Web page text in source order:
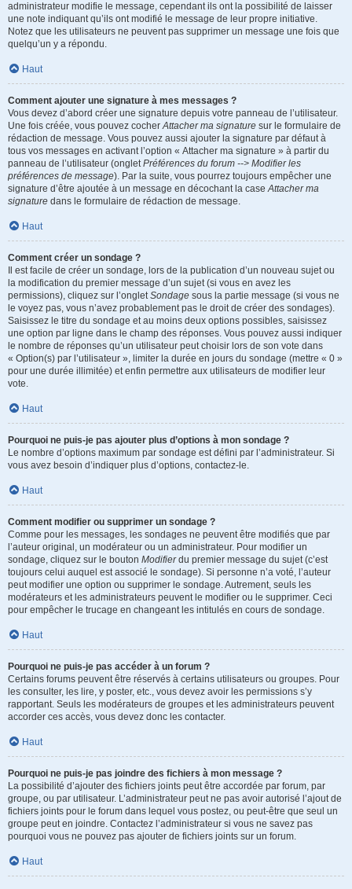
administrateur modifie le message, cependant ils ont la possibilité de laisser
une note indiquant qu’ils ont modifié le message de leur propre initiative.
Notez que les utilisateurs ne peuvent pas supprimer un message une fois que
quelqu’un y a répondu.
Haut
Comment ajouter une signature à mes messages ?
Vous devez d’abord créer une signature depuis votre panneau de l’utilisateur.
Une fois créée, vous pouvez cocherAttacher ma signature sur le formulaire de
rédaction de message. Vous pouvez aussi ajouter la signature par défaut à
tous vos messages en activant l’option « Attacher ma signature » à partir du
panneau de l’utilisateur (ongletPréférences du forum --> Modifier les
préférences de message). Par la suite, vous pourrez toujours empêcher une
signature d’être ajoutée à un message en décochant la caseAttacher ma
signature dans le formulaire de rédaction de message.
Haut
Comment créer un sondage ?
Il est facile de créer un sondage, lors de la publication d’un nouveau sujet ou
la modification du premier message d’un sujet (si vous en avez les
permissions), cliquez sur l’ongletSondage sous la partie message (si vous ne
le voyez pas, vous n’avez probablement pas le droit de créer des sondages).
Saisissez le titre du sondage et au moins deux options possibles, saisissez
une option par ligne dans le champ des réponses. Vous pouvez aussi indiquer
le nombre de réponses qu’un utilisateur peut choisir lors de son vote dans
« Option(s) par l’utilisateur », limiter la durée en jours du sondage (mettre « 0 »
pour une durée illimitée) et enfin permettre aux utilisateurs de modifier leur
vote.
Haut
Pourquoi ne puis-je pas ajouter plus d’options à mon sondage ?
Le nombre d’options maximum par sondage est défini par l’administrateur. Si
vous avez besoin d’indiquer plus d’options, contactez-le.
Haut
Comment modifier ou supprimer un sondage ?
Comme pour les messages, les sondages ne peuvent être modifiés que par
l’auteur original, un modérateur ou un administrateur. Pour modifier un
sondage, cliquez sur le bouton Modifierdu premier message du sujet (c’est
toujours celui auquel est associé le sondage). Si personne n’a voté, l’auteur
peut modifier une option ou supprimer le sondage. Autrement, seuls les
modérateurs et les administrateurs peuvent le modifier ou le supprimer. Ceci
pour empêcher le trucage en changeant les intitulés en cours de sondage.
Haut
Pourquoi ne puis-je pas accéder à un forum ?
Certains forums peuvent être réservés à certains utilisateurs ou groupes. Pour
les consulter, les lire, y poster, etc., vous devez avoir les permissions s’y
rapportant. Seuls les modérateurs de groupes et les administrateurs peuvent
accorder ces accès, vous devez donc les contacter.
Haut
Pourquoi ne puis-je pas joindre des fichiers à mon message ?
La possibilité d’ajouter des fichiers joints peut être accordée par forum, par
groupe, ou par utilisateur. L’administrateur peut ne pas avoir autorisé l’ajout de
fichiers joints pour le forum dans lequel vous postez, ou peut-être que seul un
groupe peut en joindre. Contactez l’administrateur si vous ne savez pas
pourquoi vous ne pouvez pas ajouter de fichiers joints sur un forum.
Haut